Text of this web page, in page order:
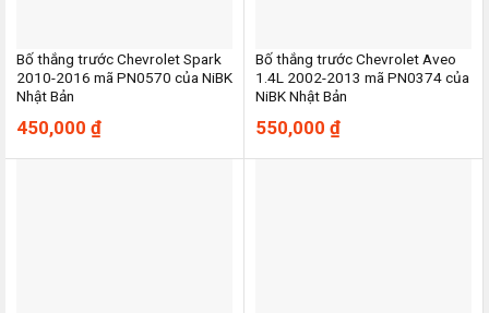
Bố thắng trước Chevrolet Spark
2010-2016 mã PN0570 của NiBK
Nhật Bản
450,000 ₫
Bố thắng trước Chevrolet Aveo
1.4L 2002-2013 mã PN0374 của
NiBK Nhật Bản
550,000 ₫